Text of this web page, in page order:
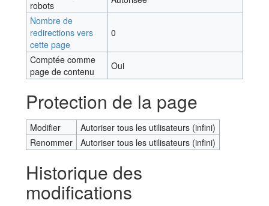
robots
Nombre de
redirections vers
cette page
0
Comptée comme
page de contenu
Oui
Protection de la page
Modifier
Autoriser tous les utilisateurs (infini)
Renommer
Autoriser tous les utilisateurs (infini)
Historique des
modifications